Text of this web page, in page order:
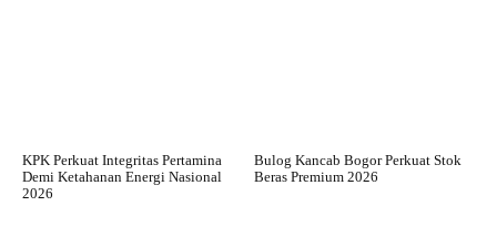
KPK Perkuat Integritas Pertamina
Demi Ketahanan Energi Nasional
2026
Bulog Kancab Bogor Perkuat Stok
Beras Premium 2026